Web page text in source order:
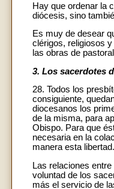
Hay que ordenar la
diócesis, sino
Es muy de desear
clérigos, religiosos
las obras de
3. Los sacerdotes
28. Todos los
consiguiente,
diocesanos los
de la misma, para
Obispo. Para que
necesaria en la
manera esta libertad.
Las relaciones
voluntad de los
más el servicio de